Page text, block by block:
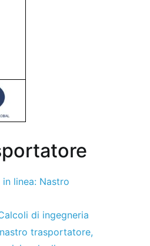
linea: Nastro
di ingegneria
trasportatore,